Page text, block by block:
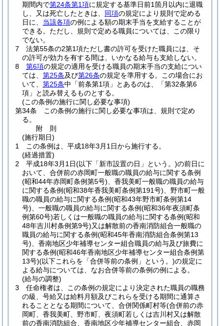
期間内で第24条第1項に規定する基準日前1箇月以内に退職
し、又は死亡したときは、 同項の規定により規則で定める
日に、 当該各項の例による額の期末手当を支給することが
できる。 ただし、規則で定める職員については、この限り
でない。
7
法第55条の2第1項ただし書の許可を受けた職員には、そ
の許可が効力を有する間は、いかなる給与も支給しない。
8
第6項の規定の適用を受ける職員の期末手当の支給につい
ては、 第25条及び第26条の規定を準用する。
この場合にお
いて、 第25条中「前条第1項」とあるのは、「第32条第6
項」と読み替えるものとする。
(この条例の施行に関し必要な事項)
第34条
この条例の施行に関し必要な事項は、規則で定め
る。
附 則
(施行期日)
1
この条例は、平成18年3月1日から施行する。
(経過措置)
2
平成18年3月1日(以下「新市設置の日」という。)の前日に
おいて、合併前の赤岡町一般職の職員の給与に関する条例
(昭和44年赤岡町条例第5号) 、香我美町一般職の職員の給与
に関する条例(昭和38年香我美町条例第191号) 、野市町一般
職の職員の給与に関する条例(昭和43年野市町条例第14
号) 、一般職の職員の給与に関する条例(昭和36年夜須町条
例第60号)若しくは一般職の職員の給与に関する条例(昭和
48年吉川村条例第9号)又は解散前の香南消防組合一般職の
職員の給与に関する条例(昭和45年香南消防組合条例第13
号) 、香南地区少年補導センター組合職員の給与及び旅費に
関する条例(昭和46年香南地区少年補導センター組合条例第
13号)(以下これらを「合併等前の条例」という。)の規定に
よる給与については、なお合併等前の条例の例による。
(給与の調整)
3
任命権者は、この条例の規定により決定された職員の職務
の級、号給又は給料月額及びこれらを受ける期間に通算さ
れることとなる期間について、合併関係町村等(合併前の赤
岡町、香我美町、野市町、夜須町若しくは吉川村又は解散
前の香南消防組合、香南地区少年補導センター組合、赤岡